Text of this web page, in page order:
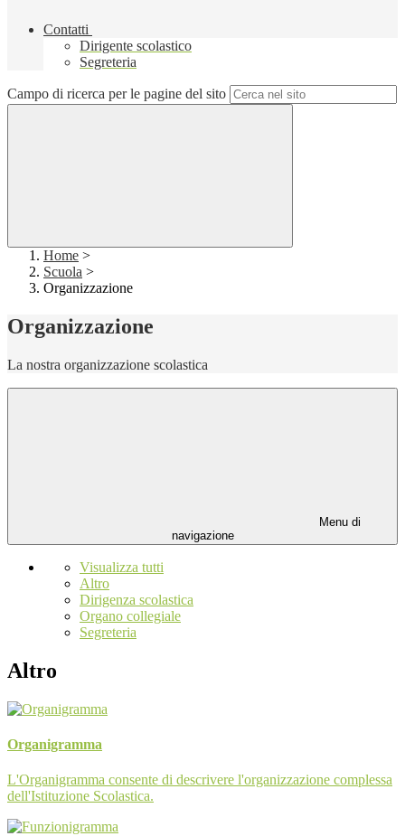
Contatti
Dirigente scolastico
Segreteria
Campo di ricerca per le pagine del sito
Home >
Scuola >
Organizzazione
Organizzazione
La nostra organizzazione scolastica
Menu di
navigazione
Visualizza tutti
Altro
Dirigenza scolastica
Organo collegiale
Segreteria
Altro
Organigramma
L'Organigramma consente di descrivere l'organizzazione complessa
dell'Istituzione Scolastica.